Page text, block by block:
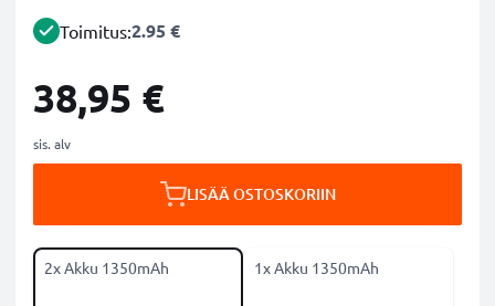
Toimitus:2.95 €
38,95 €
sis. alv
LISÄÄ OSTOSKORIIN
2x Akku 1350mAh 1x Akku 1350mAh